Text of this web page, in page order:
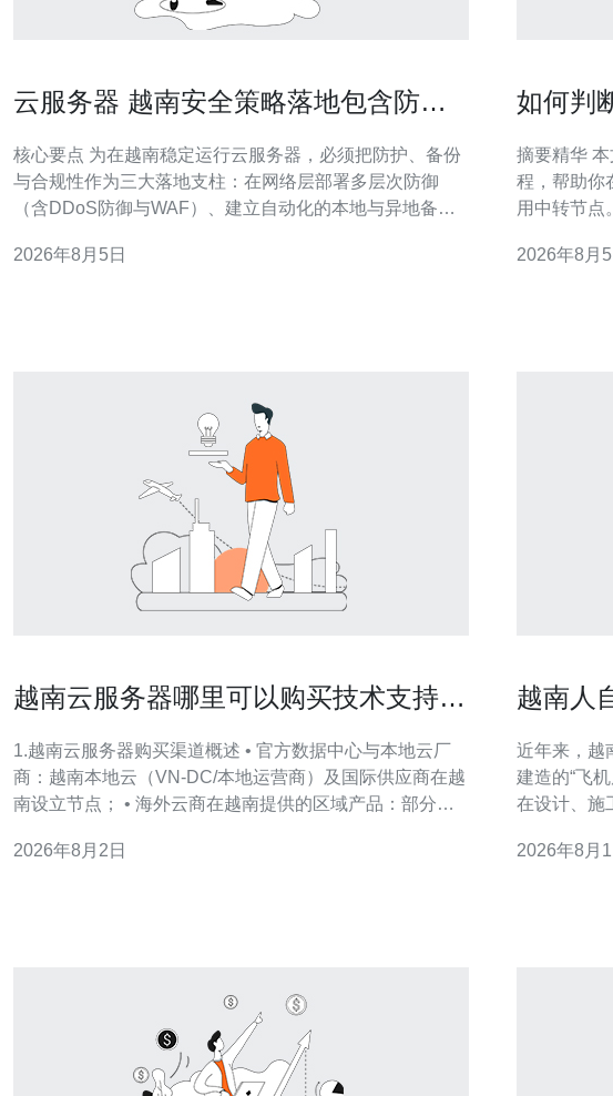
云服务器 越南安全策略落地包含防
核心要点 为在越南稳定运行云服务器，必须把防护、备份
与合规性作为三大落地支柱：在网络层部署多层次防御
（含DDoS防御与WAF）、建立自动化的本地与异地备份
求。通过在VPS与主机上实施分级安全策略、结合全球与
2026年8月5日
如何判
摘要精华
程，帮助你
用中转节点
QPS、错误
2026年8月5
越南云服务器哪里可以购买技术支持响
1.越南云服务器购买渠道概述 • 官方数据中心与本地云厂
商：越南本地云（VN-DC/本地运营商）及国际供应商在越
南设立节点； • 海外云商在越南提供的区域产品：部分国
经销与渠道商：代理商通常提供套餐打包、付费方式本地
2026年8月2日
越南人
近年来，越
建造的“飞
在设计、施
度看，自制
2026年8月1